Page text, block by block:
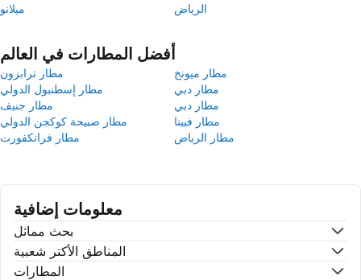
ميلانو
الرياض
أفضل المطارات في العالم
مطار ترابزون
مطار ميونخ
مطار إسطنبول الدولي
مطار دبي
مطار جنيف
مطار دبي
مطار صبيحة كوكجن الدولي
مطار فيينا
مطار فرانكفورت
مطار الرياض
معلومات إضافية
بحث مماثل
المناطق الأكتر شعبية
المطارات